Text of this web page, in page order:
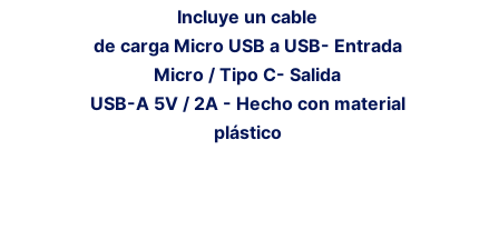
Incluye un cable
de carga Micro USB a USB- Entrada
Micro / Tipo C- Salida
USB-A 5V / 2A - Hecho con material
plástico